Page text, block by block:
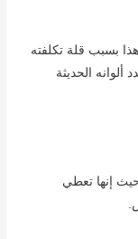
بسبب قلة تكلفته
ألوانه الحديثة
إنها تعطي